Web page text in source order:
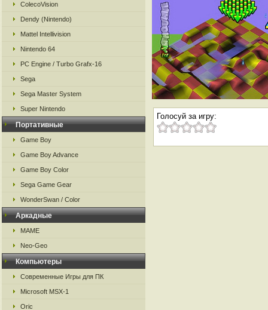
ColecoVision
Dendy (Nintendo)
Mattel Intellivision
Nintendo 64
PC Engine / Turbo Grafx-16
Sega
Sega Master System
Super Nintendo
Портативные
Game Boy
Game Boy Advance
Game Boy Color
Sega Game Gear
WonderSwan / Color
Аркадные
MAME
Neo-Geo
Компьютеры
Современные Игры для ПК
Microsoft MSX-1
Oric
Голосуй за игру: